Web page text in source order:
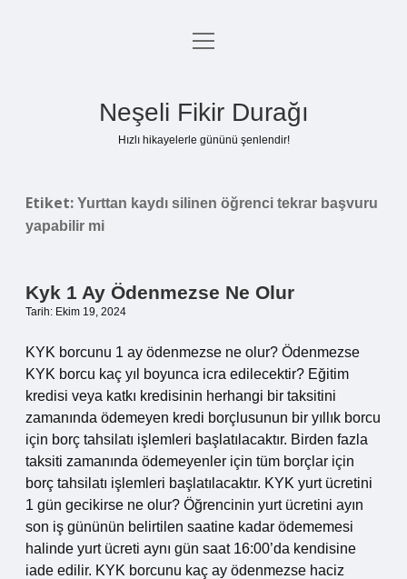
Anasayfa
menüyü
Neşeli Fikir Durağı
Hızlı hikayelerle gününü şenlendir!
Etiket: Yurttan kaydı silinen öğrenci tekrar başvuru
yapabilir mi
Kyk 1 Ay Ödenmezse Ne Olur
Tarih: Ekim 19, 2024
KYK borcunu 1 ay ödenmezse ne olur? Ödenmezse
KYK borcu kaç yıl boyunca icra edilecektir? Eğitim
kredisi veya katkı kredisinin herhangi bir taksitini
zamanında ödemeyen kredi borçlusunun bir yıllık borcu
için borç tahsilatı işlemleri başlatılacaktır. Birden fazla
taksiti zamanında ödemeyenler için tüm borçlar için
borç tahsilatı işlemleri başlatılacaktır. KYK yurt ücretini
1 gün gecikirse ne olur? Öğrencinin yurt ücretini ayın
son iş gününün belirtilen saatine kadar ödememesi
halinde yurt ücreti aynı gün saat 16:00’da kendisine
iade edilir. KYK borcunu kaç ay ödenmezse haciz